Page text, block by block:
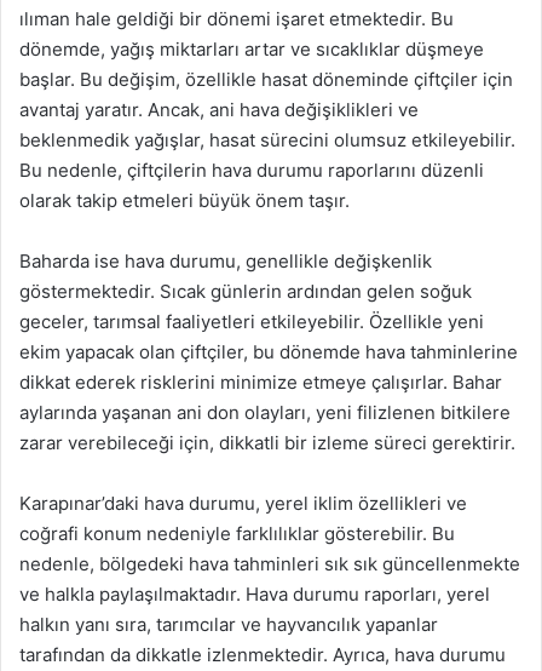
ılıman hale geldiği bir dönemi işaret etmektedir. Bu
dönemde, yağış miktarları artar ve sıcaklıklar düşmeye
başlar. Bu değişim, özellikle hasat döneminde çiftçiler için
avantaj yaratır. Ancak, ani hava değişiklikleri ve
beklenmedik yağışlar, hasat sürecini olumsuz etkileyebilir.
Bu nedenle, çiftçilerin hava durumu raporlarını düzenli
olarak takip etmeleri büyük önem taşır.
Baharda ise hava durumu, genellikle değişkenlik
göstermektedir. Sıcak günlerin ardından gelen soğuk
geceler, tarımsal faaliyetleri etkileyebilir. Özellikle yeni
ekim yapacak olan çiftçiler, bu dönemde hava tahminlerine
dikkat ederek risklerini minimize etmeye çalışırlar. Bahar
aylarında yaşanan ani don olayları, yeni filizlenen bitkilere
zarar verebileceği için, dikkatli bir izleme süreci gerektirir.
Karapınar’daki hava durumu, yerel iklim özellikleri ve
coğrafi konum nedeniyle farklılıklar gösterebilir. Bu
nedenle, bölgedeki hava tahminleri sık sık güncellenmekte
ve halkla paylaşılmaktadır. Hava durumu raporları, yerel
halkın yanı sıra, tarımcılar ve hayvancılık yapanlar
tarafından da dikkatle izlenmektedir. Ayrıca, hava durumu